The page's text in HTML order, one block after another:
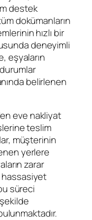
destek
dokümanların
hızlı bir
deneyimli
eşyaların
belirlenen
eve nakliyat
teslim
müşterinin
yerlere
zarar
süreci